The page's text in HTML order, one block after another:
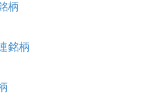
柄
銘柄